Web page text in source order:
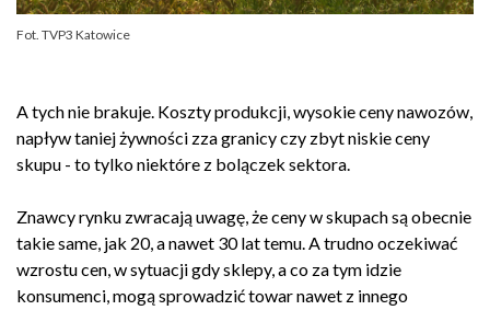
Fot. TVP3 Katowice
A tych nie brakuje. Koszty produkcji, wysokie ceny nawozów,
napływ taniej żywności zza granicy czy zbyt niskie ceny
skupu - to tylko niektóre z bolączek sektora.
Znawcy rynku zwracają uwagę, że ceny w skupach są obecnie
takie same, jak 20, a nawet 30 lat temu. A trudno oczekiwać
wzrostu cen, w sytuacji gdy sklepy, a co za tym idzie
konsumenci, mogą sprowadzić towar nawet z innego